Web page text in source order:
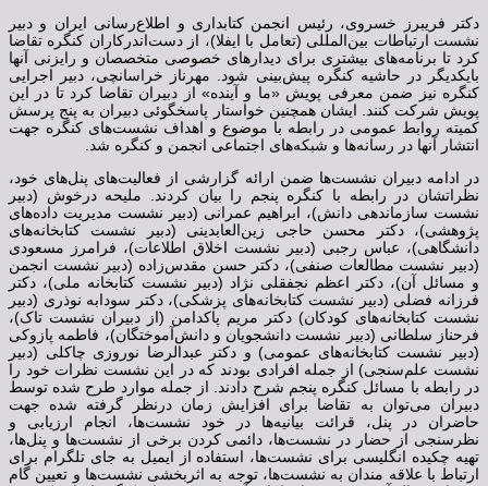
دکتر فریبرز خسروی، رئیس انجمن کتابداری و اطلاع‌رسانی ایران و دبیر
نشست ارتباطات بین‌المللی (تعامل با ایفلا)، از دست‌اندرکاران کنگره تقاضا
کرد تا برنامه‌های بیشتری برای دیدارهای خصوصی متخصصان و رایزنی آنها
بایکدیگر در حاشیه کنگره پیش‌بینی شود. مهرناز خراسانچی، دبیر اجرایی
کنگره نیز ضمن معرفی پویش «ما و آینده» از دبیران تقاضا کرد تا در این
پویش شرکت کنند. ایشان همچنین خواستار پاسخگوئی دبیران به پنج پرسش
کمیته روابط عمومی در رابطه با موضوع و اهداف نشست‌های کنگره جهت
انتشار آنها در رسانه‌ها و شبکه‌های اجتماعی انجمن و کنگره شد.
در ادامه دبیران نشست‌ها ضمن ارائه گزارشی از فعالیت‌های پنل‌های خود،
نظراتشان در رابطه با کنگره پنجم را بیان کردند. ملیحه درخوش (دبیر
نشست سازماندهی دانش)، ابراهیم عمرانی (دبیر نشست مدیریت داده‌های
پژوهشی)، دکتر محسن حاجی زین‌العابدینی (دبیر نشست کتابخانه‌های
دانشگاهی)، عباس رجبی (دبیر نشست اخلاق اطلاعات)، فرامرز مسعودی
(دبیر نشست مطالعات صنفی)، دکتر حسن مقدس‌زاده (دبیر نشست انجمن
و مسائل آن)، دکتر اعظم نجفقلی نژاد (دبیر نشست کتابخانه ملی)، دکتر
فرزانه فضلی (دبیر نشست کتابخانه‌های پزشکی)، دکتر سودابه نوذری (دبیر
نشست کتابخانه‌های کودکان) دکتر مریم پاکدامن (از دبیران نشست تاک)،
فرحناز سلطانی (دبیر نشست دانشجویان و دانش‌آموختگان)، فاطمه پازوکی
(دبیر نشست کتابخانه‌های عمومی) و دکتر عبدالرضا نوروزی چاکلی (دبیر
نشست علم‌سنجی) از جمله افرادی بودند که در این نشست نظرات خود را
در رابطه با مسائل کنگره پنجم شرح دادند. از جمله موارد طرح شده توسط
دبیران می‌توان به تقاضا برای افزایش زمان درنظر گرفته شده جهت
حاضران در پنل، قرائت بیانیه‌ها در خود نشست‌ها، انجام ارزیابی و
نظرسنجی از حضار در نشست‌ها، دائمی کردن برخی از نشست‌ها و پنل‌ها،
تهیه چکیده انگلیسی برای نشست‌ها، استفاده از ایمیل به جای تلگرام برای
ارتباط با علاقه مندان به نشست‌ها، توجه به اثربخشی نشست‌ها و تعیین گام